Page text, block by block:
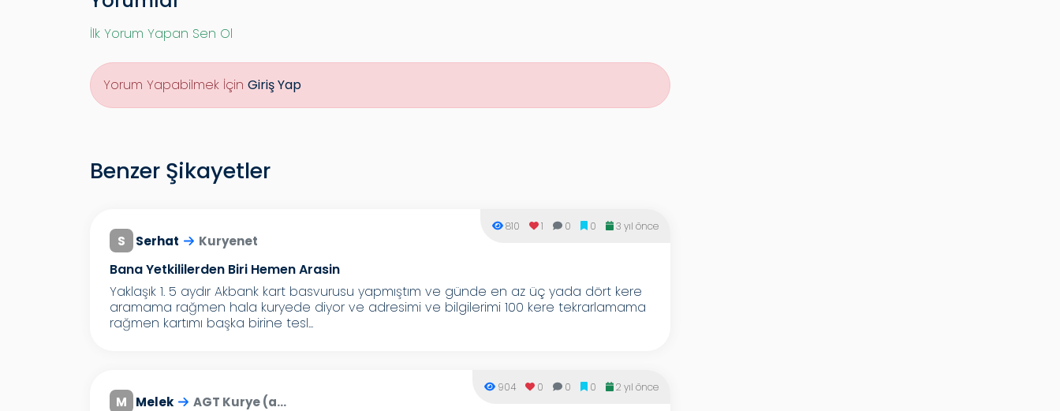
İlk Yorum Yapan Sen Ol
Yorum Yapabilmek İçin Giriş Yap
Benzer Şikayetler
S Serhat Kuryenet
Bana Yetkililerden Biri Hemen Arasin
810 1 0 0 3 yıl önce
Yaklaşık 1. 5 aydır Akbank kart basvurusu yapmıştım ve günde en az üç yada dört kere
aramama rağmen hala kuryede diyor ve adresimi ve bilgilerimi 100 kere tekrarlamama
rağmen kartımı başka birine tesl...
M Melek AGT Kurye (a...
904 0 0 0 2 yıl önce